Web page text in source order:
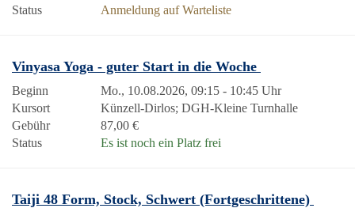
Status
Anmeldung auf Warteliste
Vinyasa Yoga - guter Start in die Woche
Beginn
Mo., 10.08.2026, 09:15 - 10:45 Uhr
Kursort
Künzell-Dirlos; DGH-Kleine Turnhalle
Gebühr
87,00 €
Status
Es ist noch ein Platz frei
Taiji 48 Form, Stock, Schwert (Fortgeschrittene)